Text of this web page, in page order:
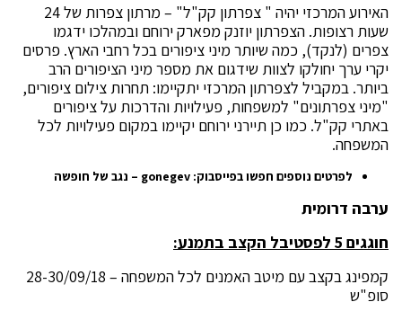
האירוע המרכזי יהיה " צפרתון קק"ל" – מרתון צפרות של 24
שעות רצופות. הצפרתון יוזנק מפארק ירוחם ובמהלכו ידגמו
צפרים (לנקד), כמה שיותר מיני ציפורים בכל רחבי הארץ. פרסים
יקרי ערך יחולקו לצוות שידגום את מספר מיני הציפורים הרב
ביותר. במקביל לצפרתון המרכזי יתקיימו: תחרות צילום ציפורים,
"מיני צפרתונים" למשפחות, פעילויות והדרכות על ציפורים
באתרי קק"ל. כמו כן תיירני ירוחם יקיימו במקום פעילויות לכל
המשפחה.
לפרטים נוספים חפשו בפייסבוק: gonegev– נגב של חופשה
ערבה דרומית
חוגגים 5 לפסטיבל הקצב בתמנע:
קמפינג בקצב עם מיטב האמנים לכל המשפחה – 28-30/09/18
סופ"ש